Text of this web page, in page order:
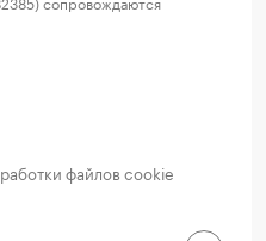
файлов cookie